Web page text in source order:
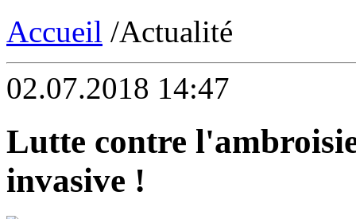
Accueil /Actualité
02.07.2018 14:47
Lutte contre
invasive !